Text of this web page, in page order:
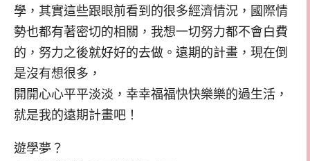
學，其實這些跟眼前看到的很多經濟情況，國際情
勢也都有著密切的相關，我想一切努力都不會白費
的，努力之後就好好的去做。遠期的計畫，現在倒
是沒有想很多，
開開心心平平淡淡，幸幸福福快快樂樂的過生活，
就是我的遠期計畫吧！
遊學夢？